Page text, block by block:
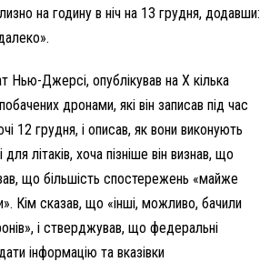
на годину в ніч на 13 грудня, додавши:
Нью-Джерсі, опублікував на X кілька
дронами, які він записав під час
12 грудня, і описав, як вони виконують
літаків, хоча пізніше він визнав, що
що більшість спостережень «майже
Кім сказав, що «інші, можливо, бачили
і стверджував, що федеральні
інформацію та вказівки